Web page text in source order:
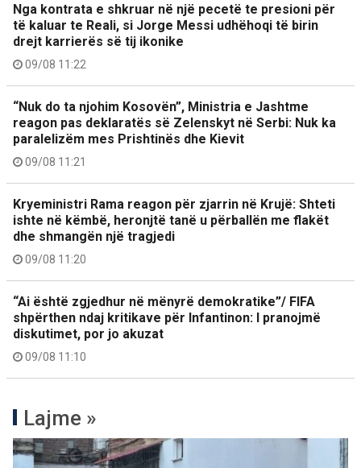
Nga kontrata e shkruar në një pecetë te presioni për
të kaluar te Reali, si Jorge Messi udhëhoqi të birin
drejt karrierës së tij ikonike
09/08 11:22
“Nuk do ta njohim Kosovën”, Ministria e Jashtme
reagon pas deklaratës së Zelenskyt në Serbi: Nuk ka
paralelizëm mes Prishtinës dhe Kievit
09/08 11:21
Kryeministri Rama reagon për zjarrin në Krujë: Shteti
ishte në këmbë, heronjtë tanë u përballën me flakët
dhe shmangën një tragjedi
09/08 11:20
“Ai është zgjedhur në mënyrë demokratike”/ FIFA
shpërthen ndaj kritikave për Infantinon: I pranojmë
diskutimet, por jo akuzat
09/08 11:10
Lajme »